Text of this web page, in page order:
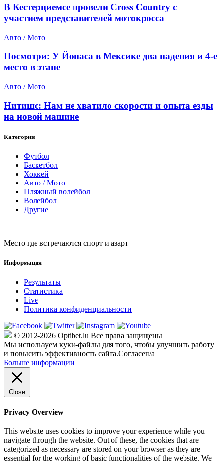
В Кестерциемсе провели Cross Country с
участием представителей мотокросса
Авто / Мото
Посмотри: У Йонаса в Мексике два падения и 4-е
место в этапе
Авто / Мото
Нитишс: Нам не хватило скорости и опыта езды
на новой машине
Категории
Футбол
Баскетбол
Хоккей
Авто / Мото
Пляжный волейбол
Волейбол
Другие
Место где встречаются спорт и азарт
Информация
Результаты
Статистика
Live
Политика конфиденциальности
© 2012-2026 Optibet.lu Все права защищены
Мы используем куки-файлы для того, чтобы улучшить работу
и повысить эффективность сайта.Согласен/а
Больше информации
Close
Privacy Overview
This website uses cookies to improve your experience while you
navigate through the website. Out of these, the cookies that are
categorized as necessary are stored on your browser as they are
essential for the working of basic functionalities of the website. We